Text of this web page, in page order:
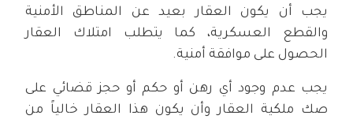
يجب أن يكون العقار بعيد عن المناطق الأمنية
والقطع العسكرية، كما يتطلب امتلاك العقار
الحصول على موافقة أمنية.
يجب عدم وجود أي رهن أو حكم أو حجز قضائي على
صك ملكية العقار وأن يكون هذا العقار خالياً من